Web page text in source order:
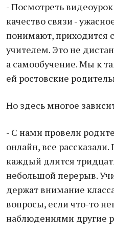
- Посмотреть
качество связи -
понимают, приходится
учителем. Это не
а самообучение. Мы к
ей ростовские
Но здесь многое
- С нами провели
онлайн, все
каждый длится
небольшой перерыв.
держат внимание
вопросы, если что-то
наблюдениями другие